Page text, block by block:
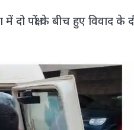
दो पक्षों के बीच हुए विवाद के